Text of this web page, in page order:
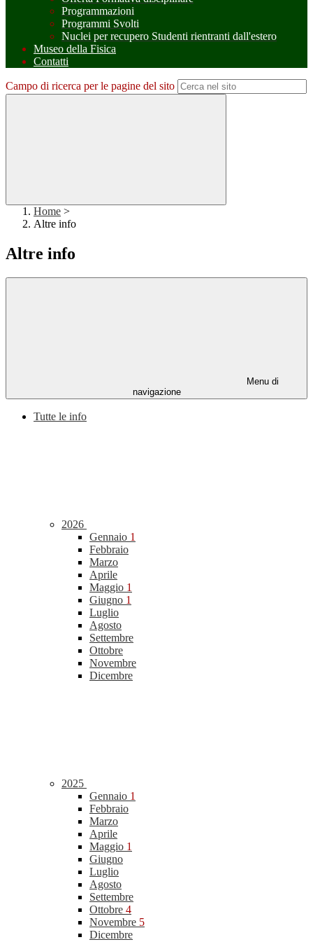
Programmazioni
Programmi Svolti
Nuclei per recupero Studenti rientranti dall'estero
Museo della Fisica
Contatti
Campo di ricerca per le pagine del sito
Home >
Altre info
Altre info
Menu di
navigazione
Tutte le info
2026
Gennaio 1
Febbraio
Marzo
Aprile
Maggio 1
Giugno 1
Luglio
Agosto
Settembre
Ottobre
Novembre
Dicembre
2025
Gennaio 1
Febbraio
Marzo
Aprile
Maggio 1
Giugno
Luglio
Agosto
Settembre
Ottobre 4
Novembre 5
Dicembre